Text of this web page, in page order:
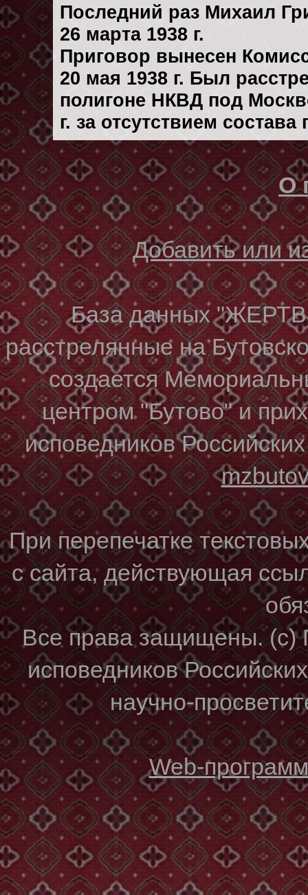
Последний раз Михаил
26 марта 1938 г.
Приговор вынесен
20 мая 1938 г. Был
полигоне НКВД под
г. за отсутствием
О
Добавить или
База данных
расстрелянные на
создается
центром "Бутово" и
исповедников
При перепечатке
с сайта, действующая
Все права защищены. (с)
исповедников
научно-
Web-